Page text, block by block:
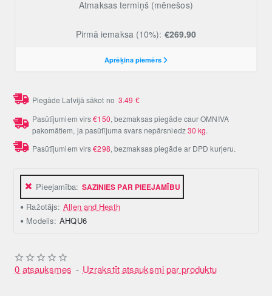
Pieejamība: SAZINIES PAR PIEEJAMĪBU
Ražotājs: Allen and Heath
Modelis: AHQU6
0 atsauksmes - Uzrakstīt atsauksmi par produktu
Piegāde Latvijā sākot no3.49 €
Pasūtījumiem virs€150, bezmaksas piegāde caur OMNIVA
pakomātiem, ja pasūtījuma svars nepārsniedz30 kg.
Pasūtījumiem virs€298, bezmaksas piegāde ar DPD kurjeru.